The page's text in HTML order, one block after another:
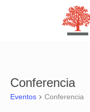
Conferencia
Eventos Conferencia